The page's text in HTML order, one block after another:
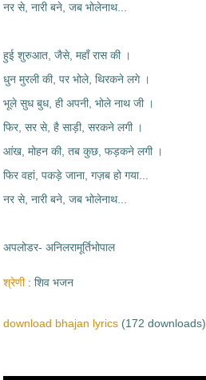
नर से, नारी बने, जब भोलेनाथ...
हुई शुरुआत, जैसे, महाँ रास की ।
धुन मुरली की, पर भोले, थिरकने लगे ।
भूले सुध बुध, ही अपनी, भोले नाथ जी ।
फिर, सर से, है साड़ी, सरकने लगी ।
आंख, मोहन की, तब कुछ, फड़कने लगी ।
फिर वहां, पकड़े जाना, गज़ब हो गया...
नर से, नारी बने, जब भोलेनाथ...
अपलोडर- अनिलरामूर्तिभोपाल
श्रेणी शिव भजन
download bhajan lyrics (172 downloads)